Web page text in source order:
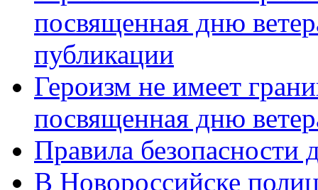
посвященная дню
публикации
Героизм не имеет
посвященная дню
Правила безопасности
В Новороссийске